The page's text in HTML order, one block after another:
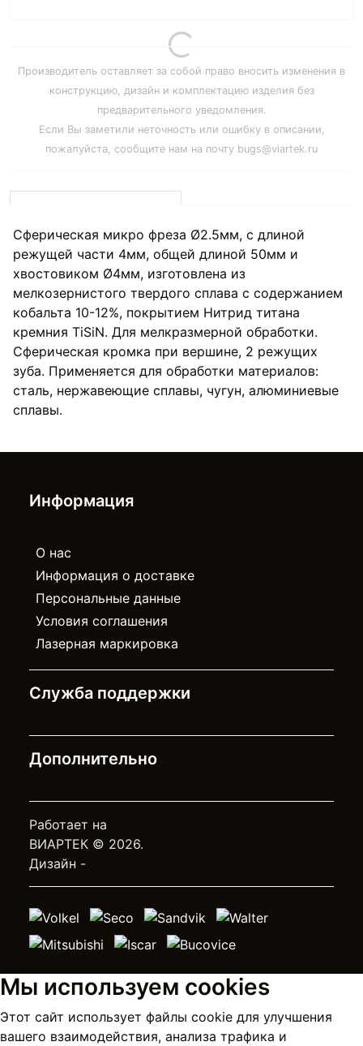
Производитель оставляет за собой право вносить изменения в
конструкцию, дизайн и комплектацию изделия без
предварительного уведомления.
Если Вы заметили неточность или ошибку в описании,
пожалуйста, сообщите нам на почту bugs@viartek.ru
Сферическая микро фреза Ø2.5мм, с длиной
режущей части 4мм, общей длиной 50мм и
хвостовиком Ø4мм, изготовлена из
мелкозернистого твердого сплава с содержанием
кобальта 10-12%, покрытием Нитрид титана
кремния TiSiN. Для мелкразмерной обработки.
Сферическая кромка при вершине, 2 режущих
зуба. Применяется для обработки материалов:
сталь, нержавеющие сплавы, чугун, алюминиевые
сплавы.
Информация
О нас
Информация о доставке
Персональные данные
Условия соглашения
Лазерная маркировка
Служба поддержки
Дополнительно
Работает на
ВИАРТЕК © 2026.
Дизайн -
Мы используем cookies
Этот сайт использует файлы cookie для улучшения
вашего взаимодействия, анализа трафика и